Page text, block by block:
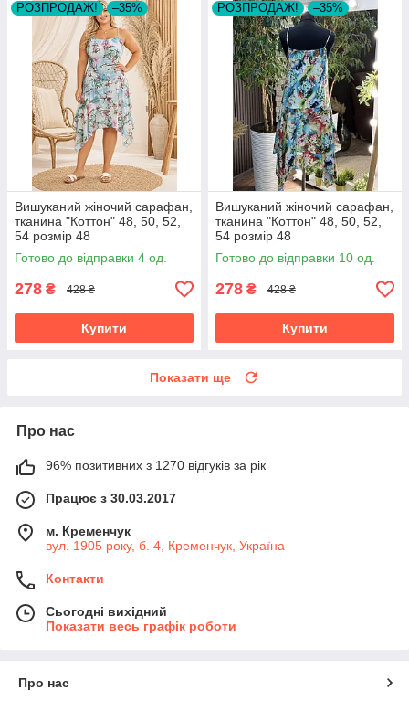
РОЗПРОДАЖ! –35%
Вишуканий жіночий сарафан,
тканина "Коттон" 48, 50, 52,
54 розмір 48
Готово до відправки 4 од.
278 ₴ 428 ₴
Купити
РОЗПРОДАЖ! –35%
Вишуканий жіночий сарафан,
тканина "Коттон" 48, 50, 52,
54 розмір 48
Готово до відправки 10 од.
278 ₴ 428 ₴
Купити
Показати ще
Про нас
96% позитивних з 1270 відгуків за рік
Працює з 30.03.2017
м. Кременчук
вул. 1905 року, б. 4, Кременчук, Україна
Контакти
Сьогодні вихідний
Показати весь графік роботи
Про нас